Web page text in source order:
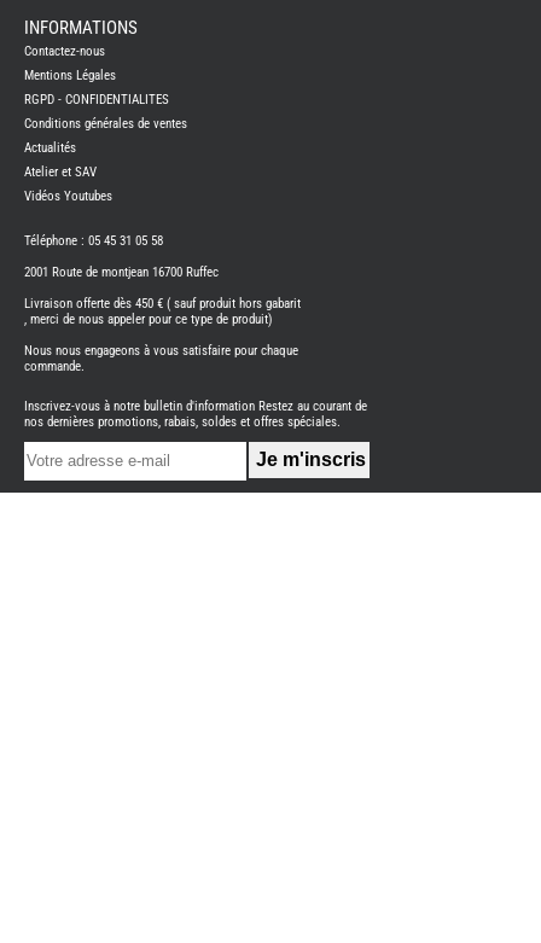
CAMPING-
BENIMAR
CAMPING-
CARADO
CAMPING-
ITINEO
CAMPING-
OCCASION
CARADO
NEUFS
FOURGON
BENIMAR
FOURGON
INFORMATIONS
Contactez-nous
Mentions Légales
RGPD - CONFIDENTIALITES
Conditions générales de ventes
Actualités
Atelier et SAV
Vidéos Youtubes
Téléphone : 05 45 31 05 58
2001 Route de montjean 16700 Ruffec
Livraison offerte dès 450 € ( sauf produit hors gabarit
, merci de nous appeler pour ce type de produit)
Nous nous engageons à vous satisfaire pour chaque
commande.
Inscrivez-vous à notre bulletin d'information Restez au courant de
nos dernières promotions, rabais, soldes et offres spéciales.